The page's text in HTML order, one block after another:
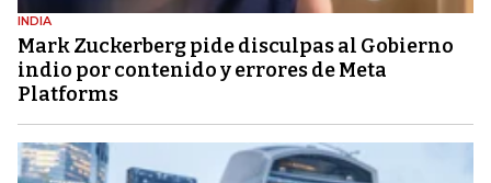
INDIA
Mark Zuckerberg pide disculpas al Gobierno
indio por contenido y errores de Meta
Platforms